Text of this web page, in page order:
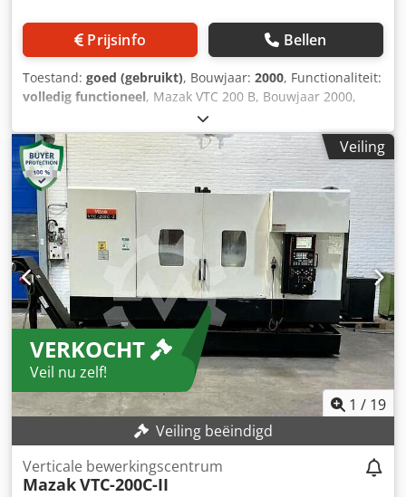
aan om een live video-inspectie te organiseren.
Prijsinfo Bellen
Toestand: goed (gebruikt), Bouwjaar: 2000, Functionaliteit:
volledig functioneel, Mazak VTC 200 B, Bouwjaar 2000,
Besturing: Mazak Mazatrol 640, Verplaatsing X/Y/Z:
1120/510/510 mm, Tafelafmeting: 1460 x 510 mm,
Tafelbelasting: 800 kg, Gereedschapswisselaar: 24-voudig,
Opname: SK 40, Spindeltoerental tot 10.000 tpm,
Koelvloeistofdruk: 15 bar, Cedpjzl R A Defx Ag Aoha
Voorbereid voor 4 assen, 4e as is defect, Performance-
pakket.
Veiling
VERKOCHT
Veil nu zelf!
1 / 19
Veiling beëindigd
Verticale bewerkingscentrum
MazakVTC-200C-II